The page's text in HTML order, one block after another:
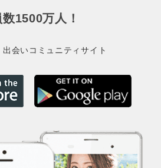
1500万人！
出会いコミュニティサイト